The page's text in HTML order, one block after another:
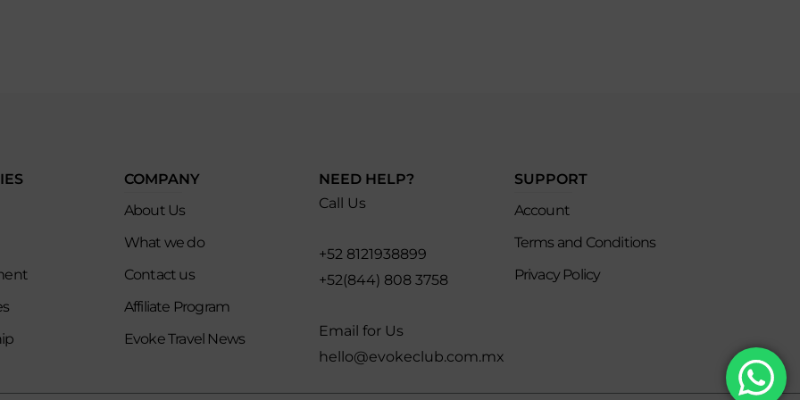
COMPANY
About Us
What we do
Contact us
Affiliate Program
Evoke Travel News
NEED HELP?
Call Us
+52 8121938899
+52(844) 808 3758
Email for Us
hello@evokeclub.com.mx
SUPPORT
Account
Terms and Conditions
Privacy Policy